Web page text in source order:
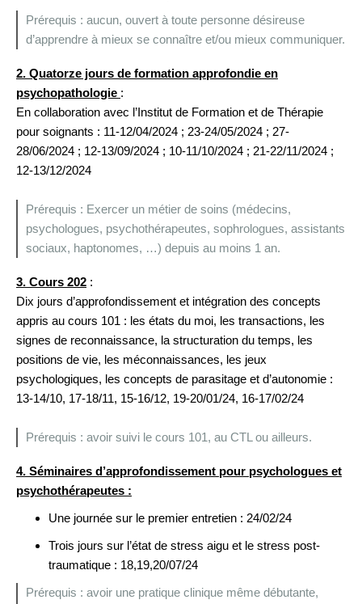
Prérequis : aucun, ouvert à toute personne désireuse
d’apprendre à mieux se connaître et/ou mieux communiquer.
2. Quatorze jours de formation approfondie en
psychopathologie :
En collaboration avec l’Institut de Formation et de Thérapie
pour soignants : 11-12/04/2024 ; 23-24/05/2024 ; 27-
28/06/2024 ; 12-13/09/2024 ; 10-11/10/2024 ; 21-22/11/2024 ;
12-13/12/2024
Prérequis : Exercer un métier de soins (médecins,
psychologues, psychothérapeutes, sophrologues, assistants
sociaux, haptonomes, …) depuis au moins 1 an.
3. Cours 202 :
Dix jours d’approfondissement et intégration des concepts
appris au cours 101 : les états du moi, les transactions, les
signes de reconnaissance, la structuration du temps, les
positions de vie, les méconnaissances, les jeux
psychologiques, les concepts de parasitage et d’autonomie :
13-14/10, 17-18/11, 15-16/12, 19-20/01/24, 16-17/02/24
Prérequis : avoir suivi le cours 101, au CTL ou ailleurs.
4. Séminaires d’approfondissement pour psychologues et
psychothérapeutes :
Une journée sur le premier entretien : 24/02/24
Trois jours sur l’état de stress aigu et le stress post-
traumatique : 18,19,20/07/24
Prérequis : avoir une pratique clinique même débutante,